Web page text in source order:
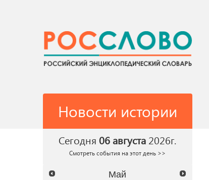
Новости истории
Сегодня 06 августа 2026г.
Смотреть события на этот день >>
Май